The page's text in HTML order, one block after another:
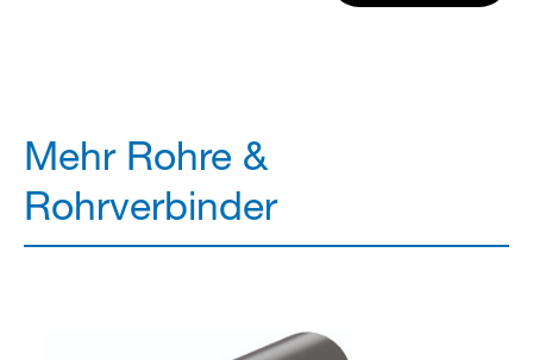
Mehr Rohre &
Rohrverbinder